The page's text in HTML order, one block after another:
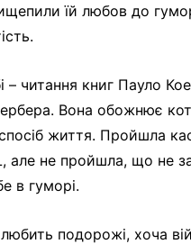
їй любов до
– читання книг Пауло
Вона обожнює
життя. Пройшла
але не пройшла, що не
в гуморі.
подорожі, хоча